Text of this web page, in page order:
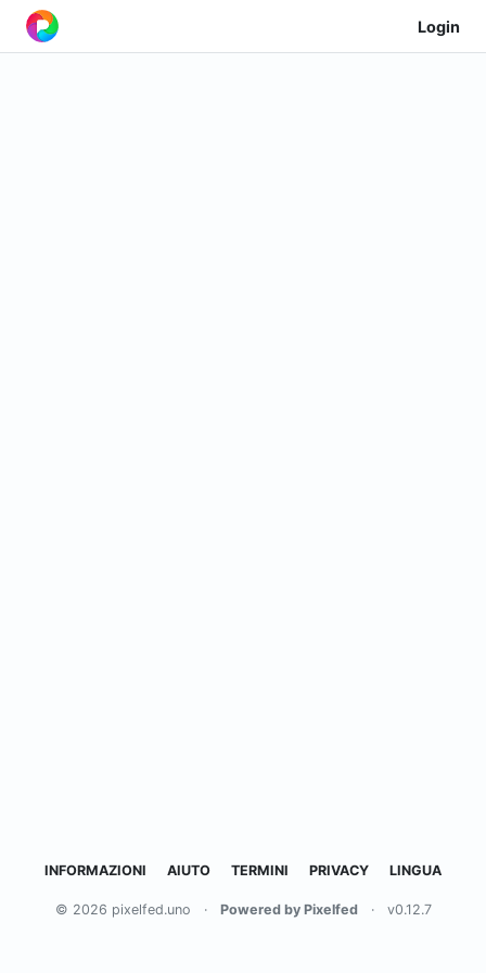
Login
INFORMAZIONI AIUTO TERMINI PRIVACY LINGUA
© 2026 pixelfed.uno · Powered by Pixelfed · v0.12.7